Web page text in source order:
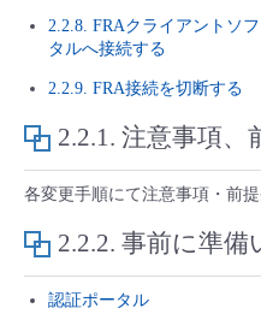
すべてのメニューを見
サポート
- ユーザー機能の管理
- 登録情報の管理
- APIリファレンス
■ 基本構築ガイド
- マルチクラウド利用
- ITインフラストラクチャ
- その他
定期メンテナンス
協業パートナー
脱炭素化
2.2.8. FRAクライアントソ
タルへ接続する
2.2.9. FRA接続を切断する
2.2.1. 注意事項、
各変更手順にて注意事項・前
2.2.2. 事前に準備
認証ポータル